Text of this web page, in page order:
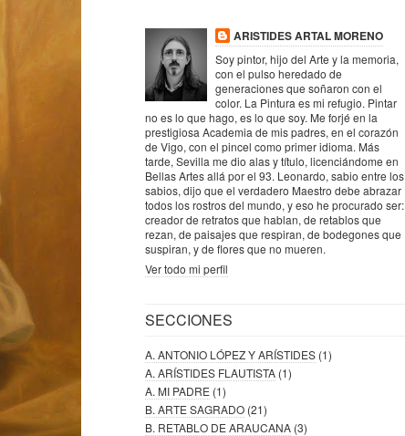
ARISTIDES ARTAL MORENO
Soy pintor, hijo del Arte y la memoria,
con el pulso heredado de
generaciones que soñaron con el
color. La Pintura es mi refugio. Pintar
no es lo que hago, es lo que soy. Me forjé en la
prestigiosa Academia de mis padres, en el corazón
de Vigo, con el pincel como primer idioma. Más
tarde, Sevilla me dio alas y título, licenciándome en
Bellas Artes allá por el 93. Leonardo, sabio entre los
sabios, dijo que el verdadero Maestro debe abrazar
todos los rostros del mundo, y eso he procurado ser:
creador de retratos que hablan, de retablos que
rezan, de paisajes que respiran, de bodegones que
suspiran, y de flores que no mueren.
Ver todo mi perfil
SECCIONES
A. ANTONIO LÓPEZ Y ARÍSTIDES (1)
A. ARÍSTIDES FLAUTISTA (1)
A. MI PADRE (1)
B. ARTE SAGRADO (21)
B. RETABLO DE ARAUCANA (3)